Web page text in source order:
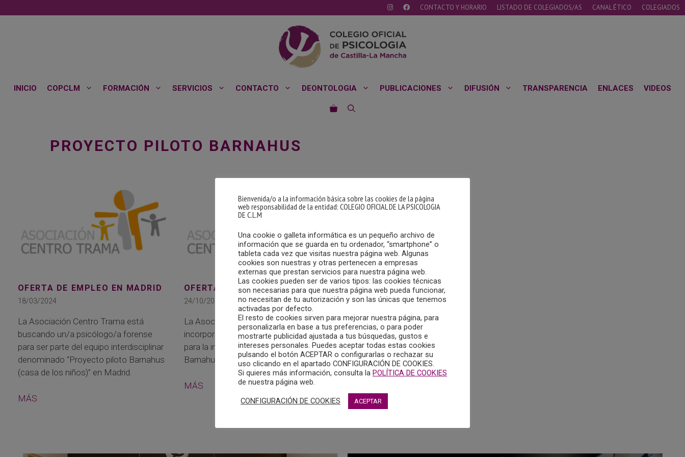
al
CONTACTO Y HORARIO LISTADO DE COLEGIADOS/AS CANAL ÉTICO COLEGIADOS
INICIO COPCLM FORMACIÓN SERVICIOS CONTACTO DEONTOLOGIA PUBLICACIONES DIFUSIÓN TRANSPARENCIA ENLACES VIDEOS
PROYECTO PILOTO BARNAHUS
OFERTA DE EMPLEO EN MADRID
18/03/2024
La Asociación Centro Trama está
buscando un/a psicólogo/a forense
para ser parte del equipo interdisciplinar
denominado “Proyecto piloto Barnahus
(casa de los niños)” en Madrid.
MÁS
OFERTA DE EMPLEO EN MADRID
24/10/2023
La Asociación Centro Trama precisa la
incorporación de un/a coordinador/a
para la implantación del Proyecto Piloto
Barnahus (Casa de los niños) en Madrid.
MÁS
Bienvenida/o a la información básica sobre las cookies de la página
web responsabilidad de la entidad: COLEGIO OFICIAL DE LA PSICOLOGIA
DE C.L.M
Una cookie o galleta informática es un pequeño archivo de
información que se guarda en tu ordenador, “smartphone” o
tableta cada vez que visitas nuestra página web. Algunas
cookies son nuestras y otras pertenecen a empresas
externas que prestan servicios para nuestra página web.
Las cookies pueden ser de varios tipos: las cookies técnicas
son necesarias para que nuestra página web pueda funcionar,
no necesitan de tu autorización y son las únicas que tenemos
activadas por defecto.
El resto de cookies sirven para mejorar nuestra página, para
personalizarla en base a tus preferencias, o para poder
mostrarte publicidad ajustada a tus búsquedas, gustos e
intereses personales. Puedes aceptar todas estas cookies
pulsando el botón ACEPTAR o configurarlas o rechazar su
uso clicando en el apartado CONFIGURACIÓN DE COOKIES.
Si quieres más información, consulta la POLÍTICA DE COOKIES
de nuestra página web.
CONFIGURACIÓN DE COOKIES ACEPTAR